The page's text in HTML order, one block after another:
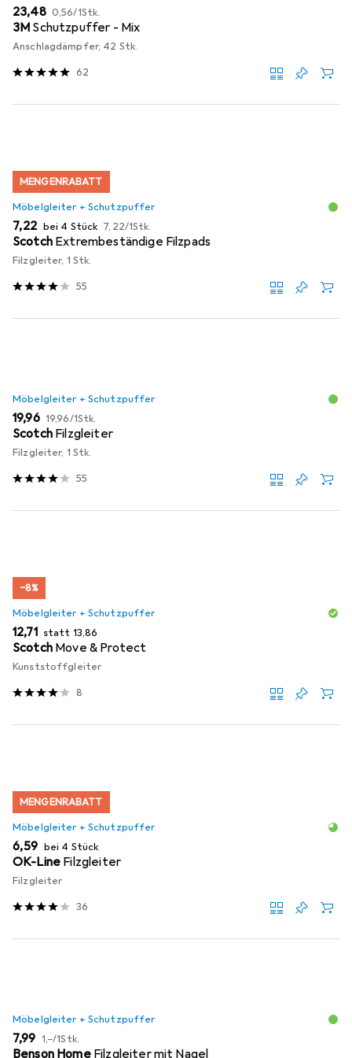
EUR
23,48 EUR
0,56/1Stk.
3M Schutzpuffer - Mix
Anschlagdämpfer, 42 Stk.
62
MENGENRABATT
Möbelgleiter + Schutzpuffer
EUR
7,22 bei 4 Stück EUR
7,22/1Stk.
Scotch Extrembeständige Filzpads
Filzgleiter, 1 Stk.
55
Möbelgleiter + Schutzpuffer
EUR
19,96 EUR
19,96/1Stk.
Scotch Filzgleiter
Filzgleiter, 1 Stk.
55
−8%
Möbelgleiter + Schutzpuffer
EUR
12,71 statt EUR
13,86
Scotch Move & Protect
Kunststoffgleiter
8
MENGENRABATT
Möbelgleiter + Schutzpuffer
EUR
6,59 bei 4 Stück
OK-Line Filzgleiter
Filzgleiter
36
Möbelgleiter + Schutzpuffer
EUR
7,99 EUR
1,–/1Stk.
Benson Home Filzgleiter mit Nagel